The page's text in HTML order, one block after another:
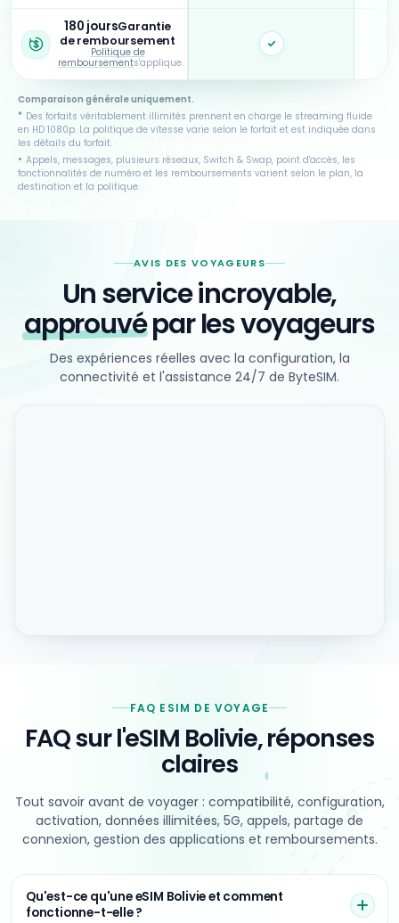
180 joursGarantie
de remboursement
Politique de
remboursements'applique
Oui
Comparaison générale uniquement.
* Des forfaits véritablement illimités prennent en charge le streaming fluide
en HD 1080p. La politique de vitesse varie selon le forfait et est indiquée dans
les détails du forfait.
• Appels, messages, plusieurs réseaux, Switch & Swap, point d'accès, les
fonctionnalités de numéro et les remboursements varient selon le plan, la
destination et la politique.
AVIS DES VOYAGEURS
Un service incroyable,
approuvépar les voyageurs
Des expériences réelles avec la configuration, la
connectivité et l'assistance 24/7 de ByteSIM.
FAQ ESIM DE VOYAGE
FAQ sur l'eSIM Bolivie,réponses
claires
Tout savoir avant de voyager : compatibilité, configuration,
activation, données illimitées, 5G, appels, partage de
connexion, gestion des applications et remboursements.
Qu'est-ce qu'une eSIM Bolivie et comment
fonctionne-t-elle ?